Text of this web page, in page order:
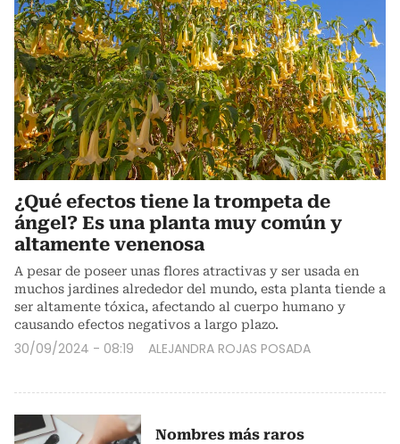
¿Qué efectos tiene la trompeta de
ángel? Es una planta muy común y
altamente venenosa
A pesar de poseer unas flores atractivas y ser usada en
muchos jardines alrededor del mundo, esta planta tiende a
ser altamente tóxica, afectando al cuerpo humano y
causando efectos negativos a largo plazo.
30/09/2024 - 08:19 ALEJANDRA ROJAS POSADA
Nombres más raros